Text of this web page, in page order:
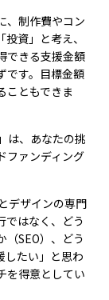
、制作費やコン
資」と考え、
できる支援金額
です。目標金額
こともできま
は、あなたの挑
ファンディング
デザインの専門
ではなく、どう
（SEO）、どう
したい」と思わ
を得意としてい